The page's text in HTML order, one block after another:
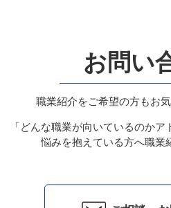
お問い
職業紹介をご希望の方もお
「どんな職業が向いているのか
悩みを抱えている方へ職業